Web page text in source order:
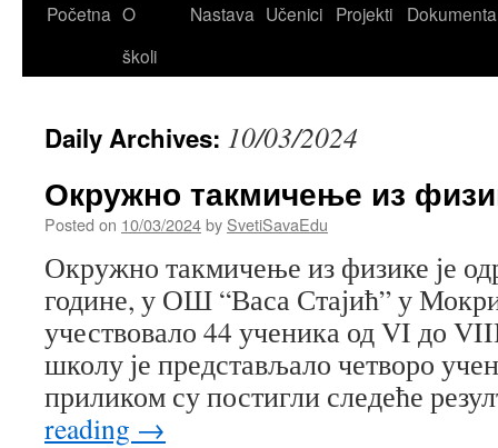
Skip
Početna O
školi
Nastava Učenici Projekti Dokumenta
Daily Archives: 10/03/2024
Окружно такмичење из
Posted on 10/03/2024by SvetiSavaEdu
Окружно такмичење из физике је
године, у ОШ “Васа Стајић” у
учествовало 44 ученика од VI до
школу је представљало четворо
приликом су постигли следеће
reading →